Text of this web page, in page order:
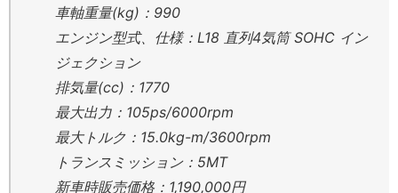
車軸重量(kg)：990
エンジン型式、仕様：L18 直列4気筒 SOHC イン
ジェクション
排気量(cc)：1770
最大出力：105ps/6000rpm
最大トルク：15.0kg-m/3600rpm
トランスミッション：5MT
新車時販売価格：1,190,000円